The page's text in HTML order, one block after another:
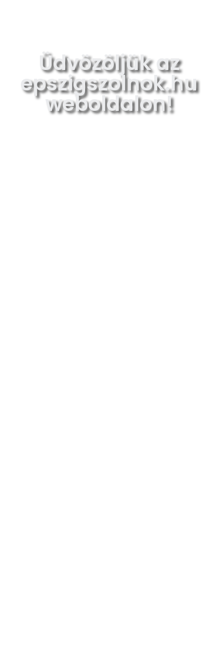
Üdvözöljük az
epszigszolnok.hu
weboldalon!